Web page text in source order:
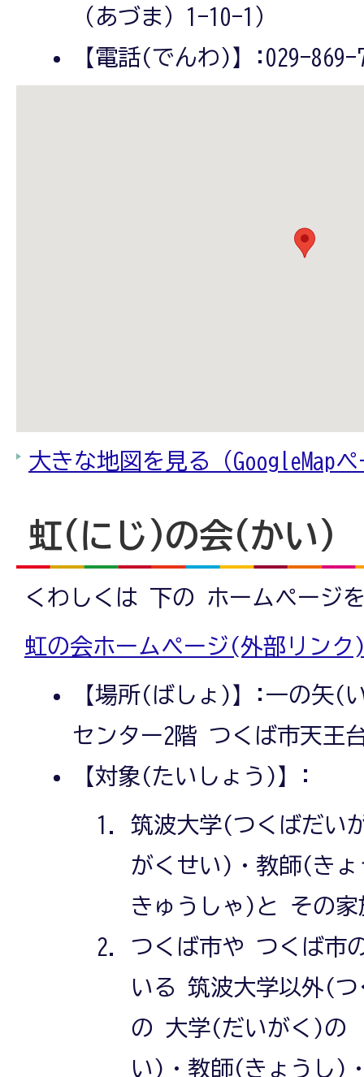
（あづま）1-10-1）
【電話(でんわ)】:029-869-
大きな地図を見る（GoogleMap
虹(にじ)の会(かい)
くわしくは 下の ホームページ
虹の会ホームページ(外部リンク
【場所(ばしょ)】:一の矢(
センター2階 つくば市天王
【対象(たいしょう)】:
筑波大学(つくばだい
がくせい)・教師(き
きゅうしゃ)と その
つくば市や つくば市
いる 筑波大学以外(
の 大学(だいがく)の
い)・教師(きょうし)